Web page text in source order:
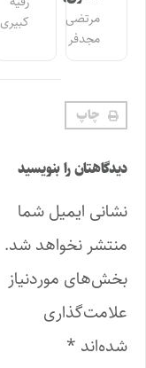
مرتضی
مجدفر
کبیری
چاپ
دیدگاهتان را بنویسید
نشانی ایمیل شما
منتشر نخواهد شد.
بخش‌های موردنیاز
علامت‌گذاری
شده‌اند *